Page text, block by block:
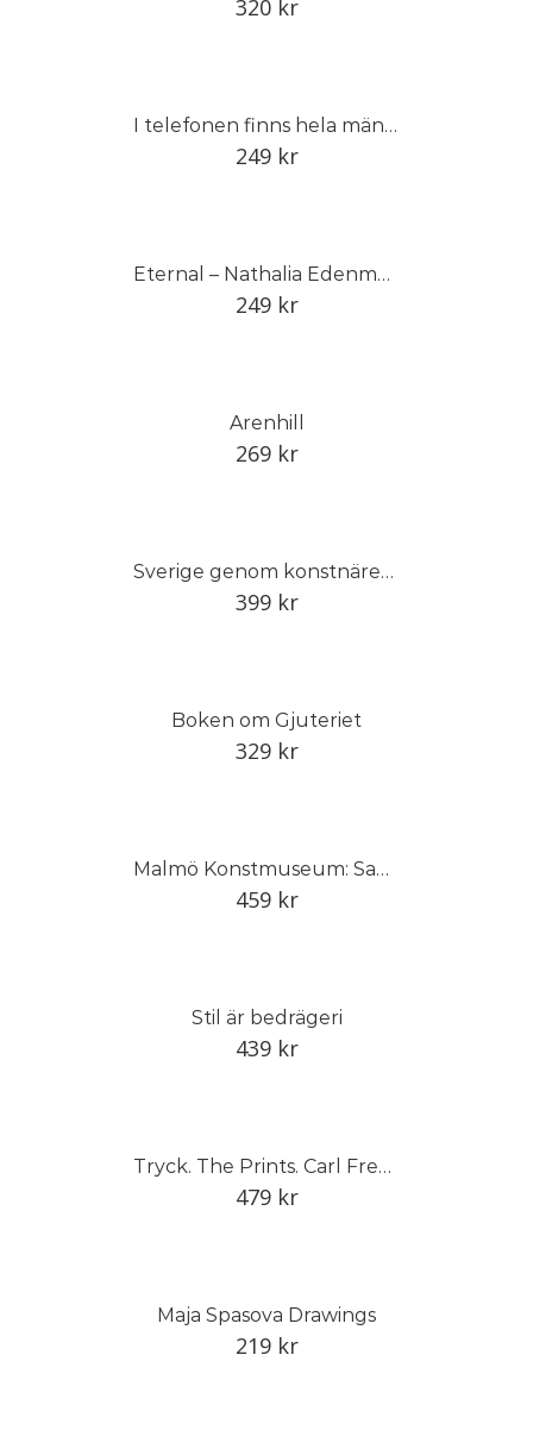
320 kr
I telefonen finns hela människan
249 kr
Eternal – Nathalia Edenmont
249 kr
Arenhill
269 kr
Sverige genom konstnärens öga
399 kr
Boken om Gjuteriet
329 kr
Malmö Konstmuseum: Samlingen/The Collection
459 kr
Stil är bedrägeri
439 kr
Tryck. The Prints. Carl Fredrik Reuterswärd
479 kr
Maja Spasova Drawings
219 kr